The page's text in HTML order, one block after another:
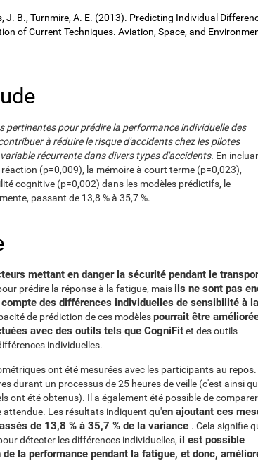
J. B., Turnmire, A. E. (2013). Predicting Individual
of Current Techniques. Aviation, Space, and
pertinentes pour prédire la performance individuelle des
à réduire le risque d'accidents chez les pilotes
récurrente dans divers types d'accidents. En
(p=0,009), la mémoire à court terme (p=0,023),
cognitive (p=0,002) dans les modèles prédictifs, le
passant de 13,8 % à 35,7 %.
mettant en danger la sécurité pendant le
prédire la réponse à la fatigue, mais ils ne sont pas
des différences individuelles de sensibilité à la
de prédiction de ces modèlespourrait être
avec des outils tels que CogniFitet des outils
individuelles.
ont été mesurées avec les participants au repos.
durant un processus de 25 heures de veille (c'est ainsi
ont été obtenus). Il a également été possible de
attendue. Les résultats indiquent qu'en ajoutant ces
de 13,8 % à 35,7 % de la variance . Cela signifie
détecter les différences individuelles, il est possible
la performance pendant la fatigue, et donc,